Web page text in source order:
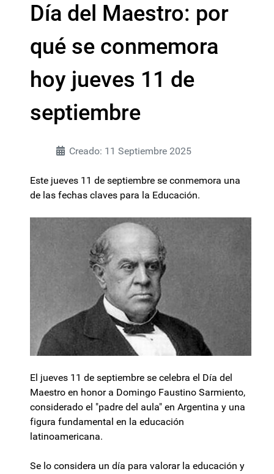
Día del Maestro: por
qué se conmemora
hoy jueves 11 de
septiembre
Creado: 11 Septiembre 2025
Este jueves 11 de septiembre se conmemora una
de las fechas claves para la Educación.
El jueves 11 de septiembre se celebra el Día del
Maestro en honor a Domingo Faustino Sarmiento,
considerado el "padre del aula" en Argentina y una
figura fundamental en la educación
latinoamericana.
Se lo considera un día para valorar la educación y